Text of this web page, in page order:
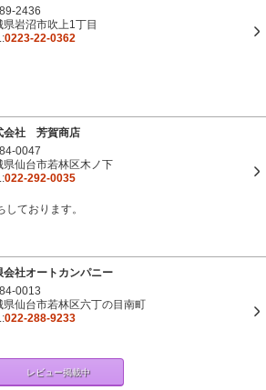
2436
県岩沼市吹上1丁目
0223-22-0362
会社 芳賀商店
0047
県仙台市若林区木ノ下
022-292-0035
ております。
会社オートカンパニー
0013
県仙台市若林区六丁の目南町
022-288-9233
レビュー掲載中